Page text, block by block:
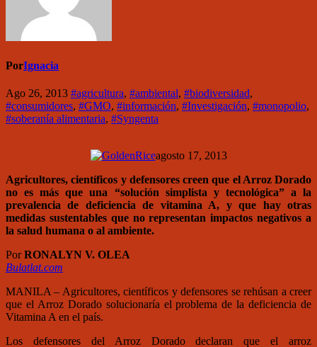
PorIgnacia
Ago 26, 2013 #agricultura, #ambiental, #biodiversidad,
#consumidores, #GMO, #información, #Investigación, #monopolio,
#soberanía alimentaria, #Syngenta
agosto 17, 2013
Agricultores, científicos y defensores creen que el Arroz Dorado
no es más que una “solución simplista y tecnológica” a la
prevalencia de deficiencia de vitamina A, y que hay otras
medidas sustentables que no representan impactos negativos a
la salud humana o al ambiente.
PorRONALYN V. OLEA
Bulatlat.com
MANILA – Agricultores, científicos y defensores se rehúsan a creer
que el Arroz Dorado solucionaría el problema de la deficiencia de
Vitamina A en el país.
Los defensores del Arroz Dorado declaran que el arroz